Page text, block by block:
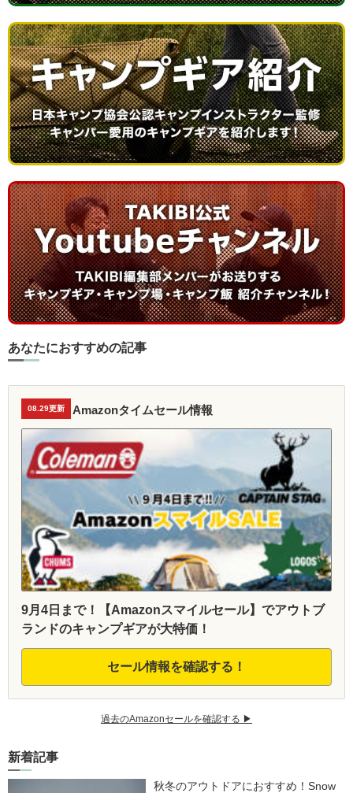
あなたにおすすめの記事
08.29更新 Amazonタイムセール情報
9月4日まで！【Amazonスマイルセール】でアウトブ
ランドのキャンプギアが大特価！
セール情報を確認する！
過去のAmazonセールを確認する ▶︎
新着記事
秋冬のアウトドアにおすすめ！Snow